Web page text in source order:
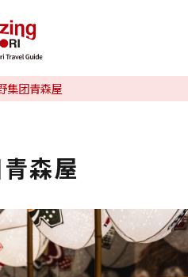
特辑
日本魅力
繁体中文
한국어
集团青森屋
森屋